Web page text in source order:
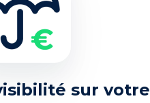
sur votre